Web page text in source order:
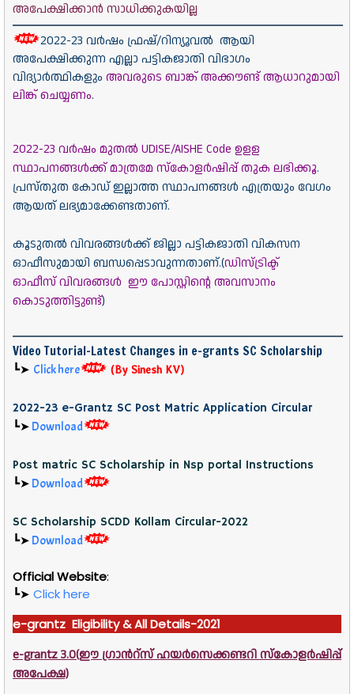
അപേക്ഷിക്കാൻ സാധിക്കുകയില്ല
2022-23 വര്‍ഷം ഫ്രഷ്/റിന്യൂവൽ ആയി
അപേക്ഷിക്കുന്ന എല്ലാ പട്ടികജാതി വിഭാഗം
വിദ്യാര്‍ത്ഥികളും അവരുടെ ബാങ്ക് അക്കൗണ്ട് ആധാറുമായി
ലിങ്ക് ചെയ്യണം.
2022-23 വര്‍ഷം മുതല്‍ UDISE/AISHE Code ഉളള
സ്ഥാപനങ്ങള്‍ക്ക് മാത്രമേ സ്‌കോളര്‍ഷിപ്പ് തുക ലഭിക്കൂ.
പ്രസ്തുത കോഡ് ഇല്ലാത്ത സ്ഥാപനങ്ങള്‍ എത്രയും വേഗം
ആയത് ലഭ്യമാക്കേണ്ടതാണ്.
കൂടുതല്‍ വിവരങ്ങള്‍ക്ക് ജില്ലാ പട്ടികജാതി വികസന
ഓഫീസുമായി ബന്ധപ്പെടാവുന്നതാണ്.(ഡിസ്ട്രിക്ട്
ഓഫീസ് വിവരങ്ങൾ ഈ പോസ്റ്റിന്റെ അവസാനം
കൊടുത്തിട്ടുണ്ട്)
Video Tutorial-Latest Changes in e-grants SC Scholarship
┗➤ Click here (By Sinesh KV)
2022-23 e-Grantz SC Post Matric Application Circular
┗➤ Download
Post matric SC Scholarship in Nsp portal Instructions
┗➤ Download
SC Scholarship SCDD Kollam Circular-2022
┗➤ Download
Official Website:
┗➤ Click here
e-grantz Eligibility & All Details-2021
e-grantz 3.0(ഈ ഗ്രാൻറ്സ് ഹയർസെക്കണ്ടറി സ്കോളർഷിപ്പ്
അപേക്ഷ)